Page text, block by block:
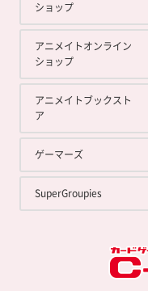
ショップ
アニメイトオンライン
ショップ
アニメイトブックスト
ア
ゲーマーズ
SuperGroupies